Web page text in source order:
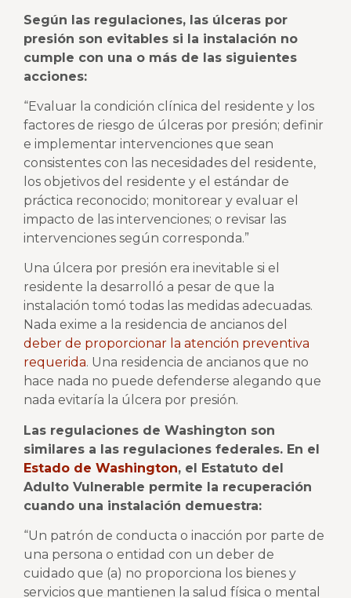
Según las regulaciones, las úlceras por
presión son evitables si la instalación no
cumple con una o más de las siguientes
acciones:
“Evaluar la condición clínica del residente y los
factores de riesgo de úlceras por presión; definir
e implementar intervenciones que sean
consistentes con las necesidades del residente,
los objetivos del residente y el estándar de
práctica reconocido; monitorear y evaluar el
impacto de las intervenciones; o revisar las
intervenciones según corresponda.”
Una úlcera por presión era inevitable si el
residente la desarrolló a pesar de que la
instalación tomó todas las medidas adecuadas.
Nada exime a la residencia de ancianos del
deber de proporcionar la atención preventiva
requerida. Una residencia de ancianos que no
hace nada no puede defenderse alegando que
nada evitaría la úlcera por presión.
Las regulaciones de Washington son
similares a las regulaciones federales. En el
Estado de Washington, el Estatuto del
Adulto Vulnerable permite la recuperación
cuando una instalación demuestra:
“Un patrón de conducta o inacción por parte de
una persona o entidad con un deber de
cuidado que (a) no proporciona los bienes y
servicios que mantienen la salud física o mental